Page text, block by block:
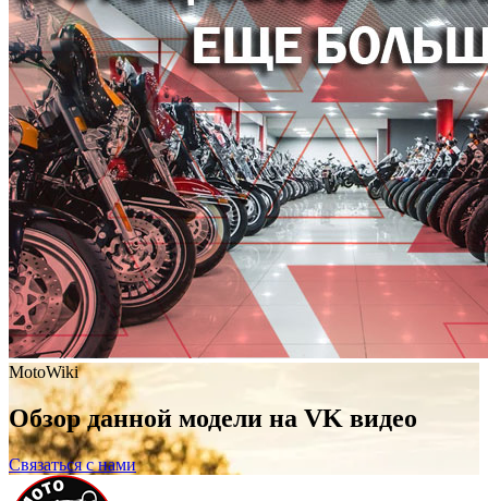
MotoWiki
Обзор данной модели на VK видео
Связаться с нами